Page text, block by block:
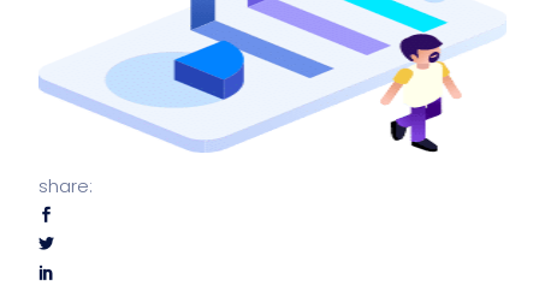
share: